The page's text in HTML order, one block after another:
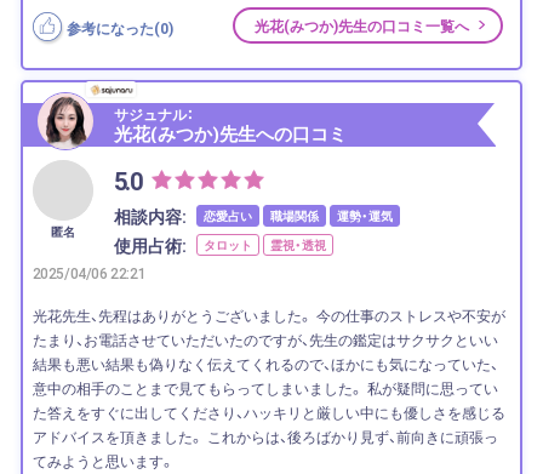
参考になった(0) 光花(みつか)先生の口コミ一覧へ
サジュナル：
光花(みつか)先生への口コミ
匿名
5.0
相談内容: 恋愛占い 職場関係 運勢・運気
使用占術: タロット 霊視・透視
2025/04/06 22:21
光花先生、先程はありがとうございました。 今の仕事のストレスや不安が
たまり、お電話させていただいたのですが、先生の鑑定はサクサクといい
結果も悪い結果も偽りなく伝えてくれるので、ほかにも気になっていた、
意中の相手のことまで見てもらってしまいました。 私が疑問に思ってい
た答えをすぐに出してくださり、ハッキリと厳しい中にも優しさを感じる
アドバイスを頂きました。 これからは、後ろばかり見ず、前向きに頑張っ
てみようと思います。